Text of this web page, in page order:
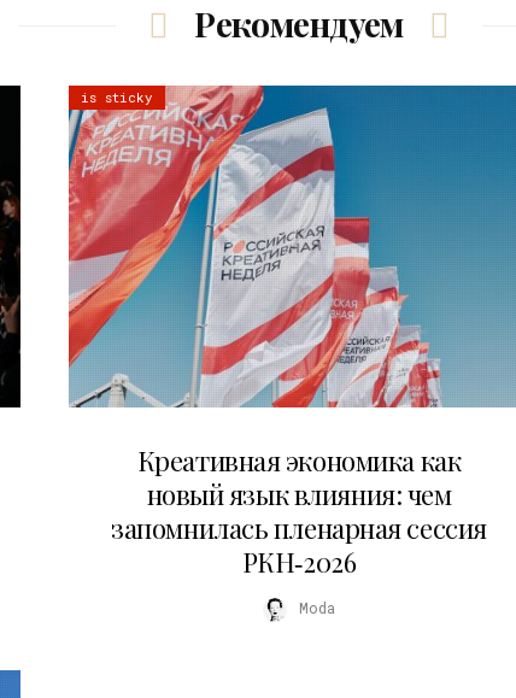
Рекомендуем
is sticky
Креативная экономика как
новый язык влияния: чем
запомнилась пленарная сессия
РКН‑2026
Moda